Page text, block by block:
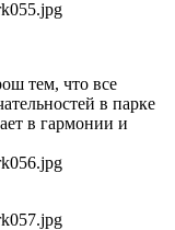
тем, что все
в парке
в гармонии и